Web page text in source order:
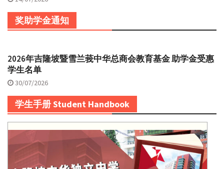
奖助学金通知
2026年吉隆坡暨雪兰莪中华总商会教育基金 助学金受惠
学生名单
30/07/2026
学生手册 Student Handbook